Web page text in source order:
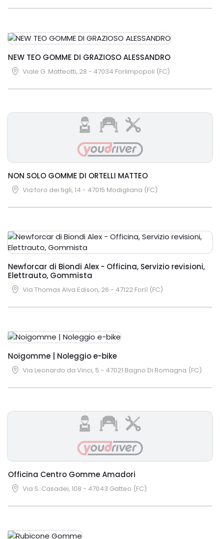
NEW TEO GOMME DI GRAZIOSO ALESSANDRO
Viale G. Matteotti, 28 - 47034 Forlimpopoli (FC)
NON SOLO GOMME DI ORTELLI MATTEO
Via foro dei tigli, 14 - 47015 Modigliana (FC)
Newforcar di Biondi Alex - Officina, Servizio revisioni,
Elettrauto, Gommista
Via Thomas Alva Edison, 26 - 47122 Forlì (FC)
Noigomme | Noleggio e-bike
Via Leonardo da Vinci, 5 - 47021 Bagno Di Romagna (FC)
Officina Centro Gomme Amadori
Via S. Casadei, 108 - 47043 Gatteo (FC)